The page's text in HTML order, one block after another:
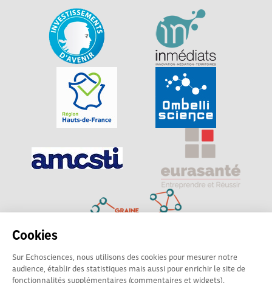
Cookies
Sur Echosciences, nous utilisons des cookies pour mesurer notre
audience, établir des statistiques mais aussi pour enrichir le site de
fonctionnalités supplémentaires (commentaires et widgets).
Explorer, s’exprimer, rentrer en contact : Echosciences
Hauts-de-France est le réseau social des amateurs de